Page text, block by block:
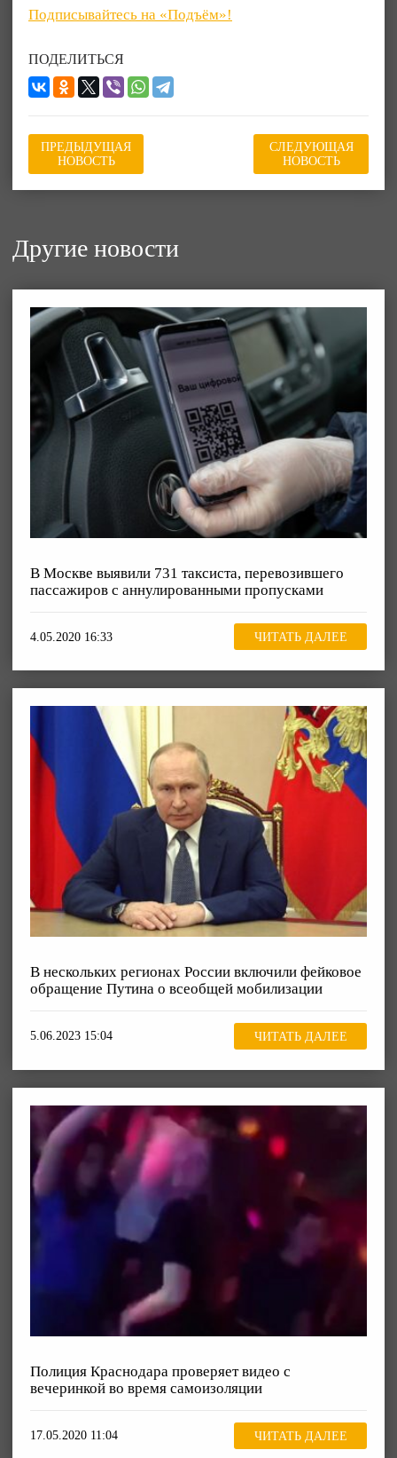
Подписывайтесь на «Подъём»!
ПОДЕЛИТЬСЯ
ПРЕДЫДУЩАЯ
НОВОСТЬ
СЛЕДУЮЩАЯ
НОВОСТЬ
Другие новости
В Москве выявили 731 таксиста, перевозившего
пассажиров с аннулированными пропусками
4.05.2020 16:33 ЧИТАТЬ ДАЛЕЕ
В нескольких регионах России включили фейковое
обращение Путина о всеобщей мобилизации
5.06.2023 15:04 ЧИТАТЬ ДАЛЕЕ
Полиция Краснодара проверяет видео с
вечеринкой во время самоизоляции
17.05.2020 11:04 ЧИТАТЬ ДАЛЕЕ